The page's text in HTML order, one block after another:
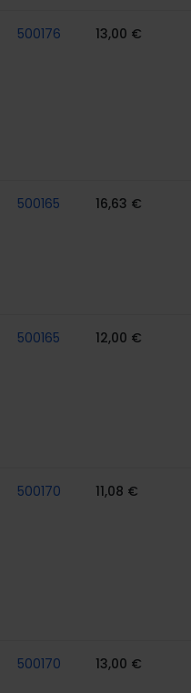
500176 13,00 €
500165 16,63 €
500165 12,00 €
500170 11,08 €
500170 13,00 €